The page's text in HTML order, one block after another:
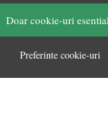
Doar cookie-uri
Preferinte cookie-uri